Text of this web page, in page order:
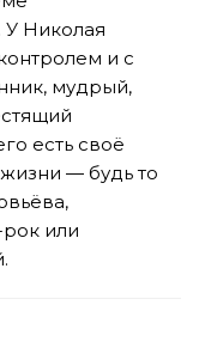
Николая
и с
мудрый,
есть своё
— будь то
или